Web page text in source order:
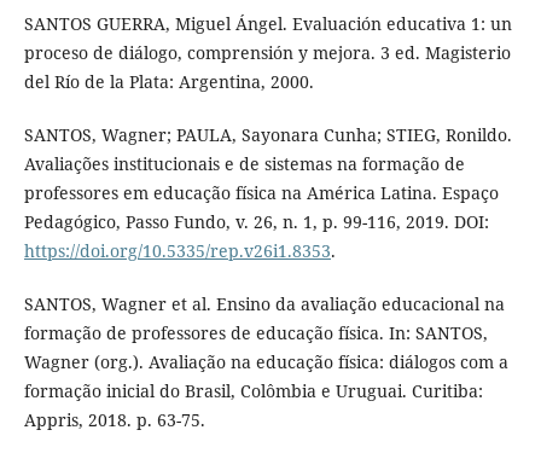
SANTOS GUERRA, Miguel Ángel. Evaluación educativa 1: un
proceso de diálogo, comprensión y mejora. 3 ed. Magisterio
del Río de la Plata: Argentina, 2000.
SANTOS, Wagner; PAULA, Sayonara Cunha; STIEG, Ronildo.
Avaliações institucionais e de sistemas na formação de
professores em educação física na América Latina. Espaço
Pedagógico, Passo Fundo, v. 26, n. 1, p. 99-116, 2019. DOI:
https://doi.org/10.5335/rep.v26i1.8353.
SANTOS, Wagner et al. Ensino da avaliação educacional na
formação de professores de educação física. In: SANTOS,
Wagner (org.). Avaliação na educação física: diálogos com a
formação inicial do Brasil, Colômbia e Uruguai. Curitiba:
Appris, 2018. p. 63-75.